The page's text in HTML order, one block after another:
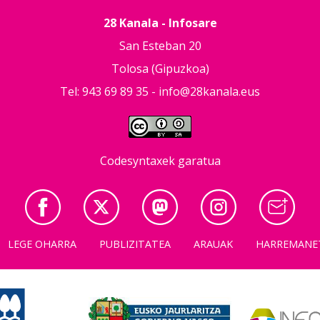
28 Kanala - Infosare
San Esteban 20
Tolosa (Gipuzkoa)
Tel: 943 69 89 35 - info@28kanala.eus
Codesyntaxek garatua
LEGE OHARRA PUBLIZITATEA ARAUAK